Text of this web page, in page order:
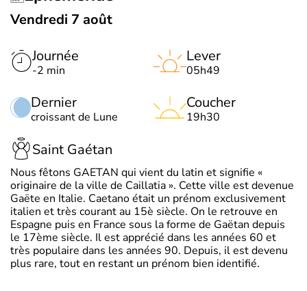
Vendredi 7 août
Journée
-2 min
Dernier
croissant de Lune
Lever
05h49
Coucher
19h30
Saint Gaétan
Nous fêtons GAETAN qui vient du latin et signifie «
originaire de la ville de Caillatia ». Cette ville est devenue
Gaëte en Italie. Caetano était un prénom exclusivement
italien et très courant au 15è siècle. On le retrouve en
Espagne puis en France sous la forme de Gaëtan depuis
le 17ème siècle. Il est apprécié dans les années 60 et
très populaire dans les années 90. Depuis, il est devenu
plus rare, tout en restant un prénom bien identifié.